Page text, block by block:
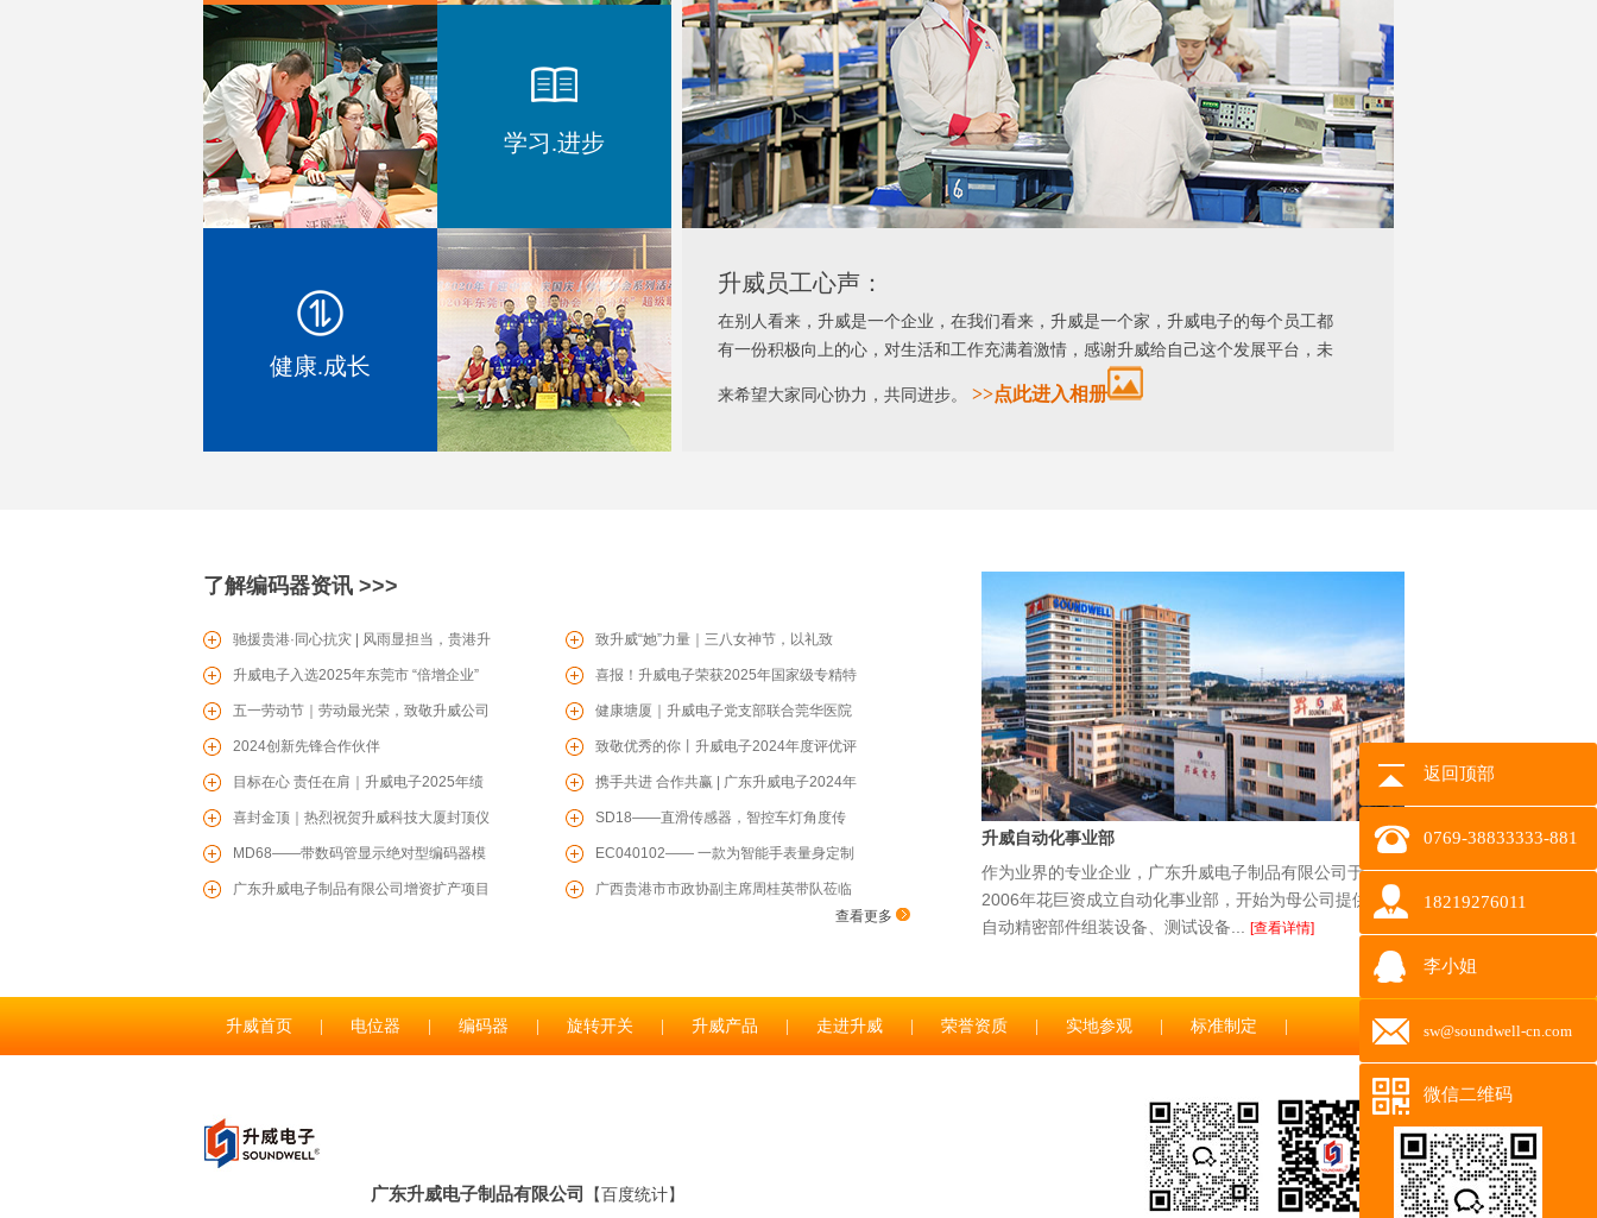
MD52带OLED显示旋钮模组
EC1604 增量型编码器
TS06轻触开关
RS1706塑胶轴旋转多路开关
学习.进步
健康.成长
升威员工心声：
在别人看来，升威是一个企业，在我们看来，升威是一个家，升威电子的每个员工都
有一份积极向上的心，对生活和工作充满着激情，感谢升威给自己这个发展平台，未
来希望大家同心协力，共同进步。 >>点此进入相册
了解编码器资讯 >>>
驰援贵港·同心抗灾 | 风雨显担当，贵港升
威爱心驰援贵港防汛一线
致升威“她”力量｜三八女神节，以礼致
暖，共赴芳华
升威电子入选2025年东莞市 “倍增企业”
名单
喜报！升威电子荣获2025年国家级专精特
新“小巨人”企业
五一劳动节｜劳动最光荣，致敬升威公司
每一位辛勤的劳动者！
健康塘厦｜升威电子党支部联合莞华医院
党支部开展“两企三新”党建联学共建、健
康联盟活动
2024创新先锋合作伙伴 致敬优秀的你丨升威电子2024年度评优评
先表彰大会圆满举行
目标在心 责任在肩｜升威电子2025年绩
效目标责任书签约仪式圆满召开
携手共进 合作共赢 | 广东升威电子2024年
度供应商赋能培训会圆满成功
喜封金顶｜热烈祝贺升威科技大厦封顶仪
式圆满举行
SD18——直滑传感器，智控车灯角度传
感器，为您保驾护航
MD68——带数码管显示绝对型编码器模
组
EC040102—— 一款为智能手表量身定制
的增量型编码器
广东升威电子制品有限公司增资扩产项目 广西贵港市市政协副主席周桂英带队莅临
查看更多
升威自动化事业部
作为业界的专业企业，广东升威电子制品有限公司于
2006年花巨资成立自动化事业部，开始为母公司提供全
自动精密部件组装设备、测试设备...
[查看详情]
返回顶部
0769-38833333-881
18219276011
李小姐
sw@soundwell-cn.com
微信二维码
升威首页 电位器 编码器 旋转开关 升威产品 走进升威 荣誉资质 实地参观 标准制定
广东升威电子制品有限公司 【百度统计】